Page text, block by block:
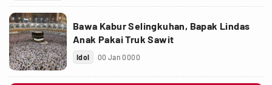
Bawa Kabur Selingkuhan, Bapak Lindas
Anak Pakai Truk Sawit
Idol 00 Jan 0000